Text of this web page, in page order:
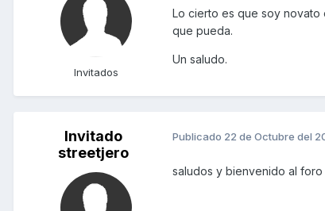
Invitados
Lo cierto es que soy
que pueda.
Un saludo.
Invitado
streetjero
Publicado 22 de Octubre del
saludos y bienvenido al